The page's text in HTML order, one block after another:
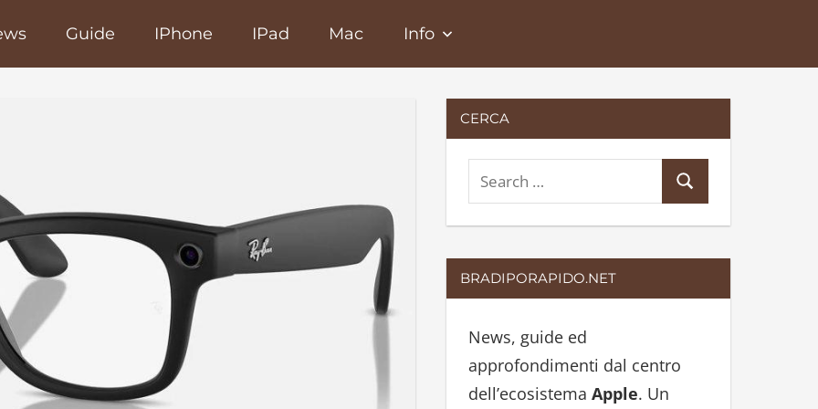
Guide IPhone IPad Mac Info
CERCA
e
a
r
c
f
o
r
e
c
BRADIPORAPIDO.NET
News, guide ed
approfondimenti dal centro
dell’ecosistema Apple. Un